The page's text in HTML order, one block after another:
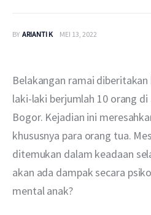
Mengapa Good Doctor
Layanan
BY ARIANTI K MEI 13, 2022
Belakangan ramai
laki-laki berjumlah 10 orang
Bogor. Kejadian ini
khususnya para orang tua.
ditemukan dalam keadaan
akan ada dampak secara
mental anak?